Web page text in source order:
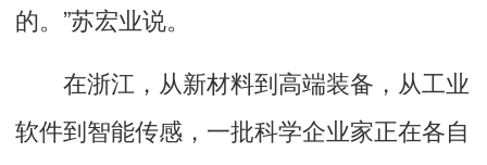
的。”苏宏业说。
在浙江，从新材料到高端装备，从工业
软件到智能传感，一批科学企业家正在各自